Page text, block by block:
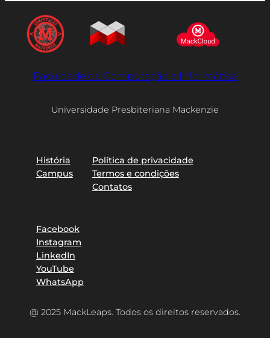
Faculdade de Computação e Informática
Universidade Presbiteriana Mackenzie
História
Campus
Política de privacidade
Termos e condições
Contatos
Facebook
Instagram
LinkedIn
YouTube
WhatsApp
@ 2025 MackLeaps. Todos os direitos reservados.